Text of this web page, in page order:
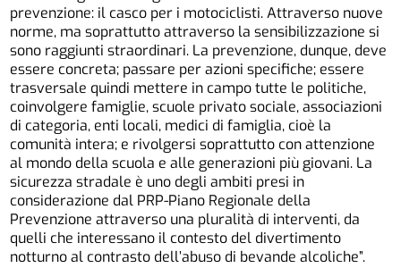
prevenzione: il casco per i motociclisti. Attraverso nuove
norme, ma soprattutto attraverso la sensibilizzazione si
sono raggiunti straordinari. La prevenzione, dunque, deve
essere concreta; passare per azioni specifiche; essere
trasversale quindi mettere in campo tutte le politiche,
coinvolgere famiglie, scuole privato sociale, associazioni
di categoria, enti locali, medici di famiglia, cioè la
comunità intera; e rivolgersi soprattutto con attenzione
al mondo della scuola e alle generazioni più giovani. La
sicurezza stradale è uno degli ambiti presi in
considerazione dal PRP-Piano Regionale della
Prevenzione attraverso una pluralità di interventi, da
quelli che interessano il contesto del divertimento
notturno al contrasto dell’abuso di bevande alcoliche”.